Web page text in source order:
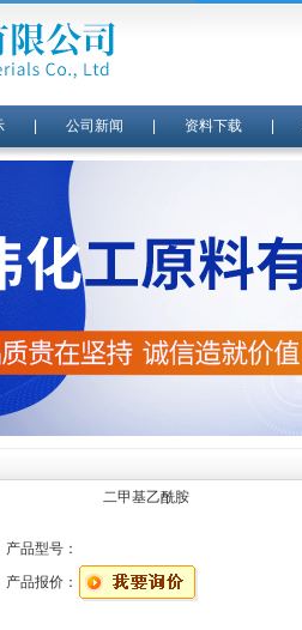
| 公司新闻 资料下载|
二甲基乙酰胺
产品型号：
产品报价：